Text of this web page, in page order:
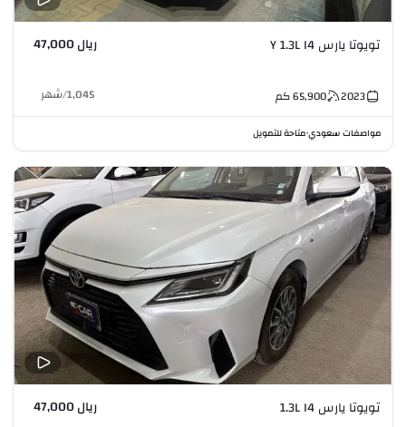
تويوتا يارس Y 1.3L I4 ريال 47,000
2023
65,900كم 1,045
/شهر
مواصفات سعودي•متاحة للتمويل
تويوتا يارس 1.3L I4 ريال 47,000